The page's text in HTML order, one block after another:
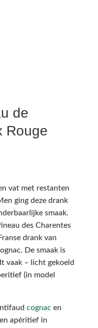
de
Rouge
vat met restanten
ging deze drank
smaak.
des Charentes
drank van
De smaak is
vaak – licht gekoeld
(in model
cognac en
apéritief in